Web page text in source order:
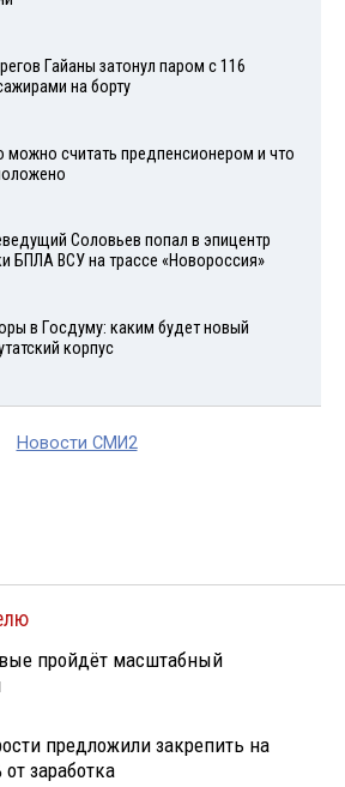
Гайаны затонул паром с 116
на борту
можно считать предпенсионером и что
Соловьев попал в эпицентр
БПЛА ВСУ на трассе «Новороссия»
в Госдуму: каким будет новый
корпус
Новости СМИ2
пройдёт масштабный
предложили закрепить на
заработка